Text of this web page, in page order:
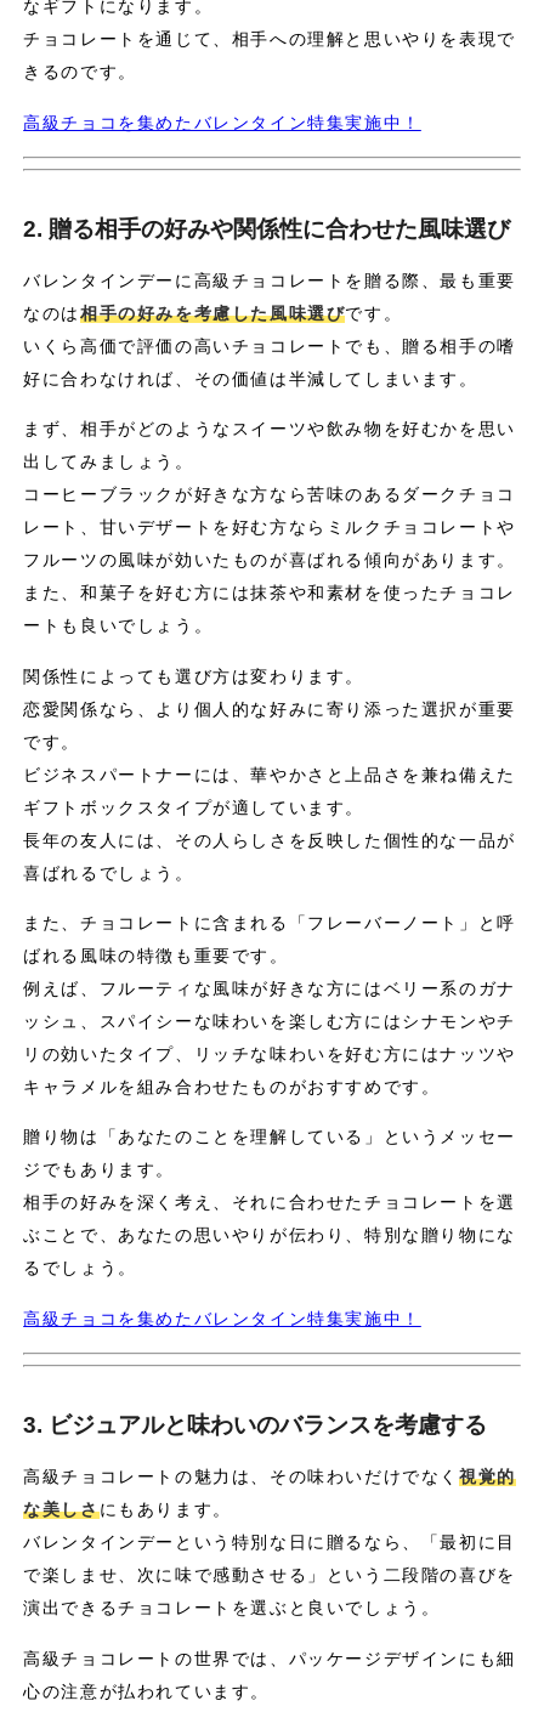
なギフトになります。
チョコレートを通じて、相手への理解と思いやりを表現で
きるのです。
高級チョコを集めたバレンタイン特集実施中！
2. 贈る相手の好みや関係性に合わせた風味選び
バレンタインデーに高級チョコレートを贈る際、最も重要
なのは相手の好みを考慮した風味選びです。
いくら高価で評価の高いチョコレートでも、贈る相手の嗜
好に合わなければ、その価値は半減してしまいます。
まず、相手がどのようなスイーツや飲み物を好むかを思い
出してみましょう。
コーヒーブラックが好きな方なら苦味のあるダークチョコ
レート、甘いデザートを好む方ならミルクチョコレートや
フルーツの風味が効いたものが喜ばれる傾向があります。
また、和菓子を好む方には抹茶や和素材を使ったチョコレ
ートも良いでしょう。
関係性によっても選び方は変わります。
恋愛関係なら、より個人的な好みに寄り添った選択が重要
です。
ビジネスパートナーには、華やかさと上品さを兼ね備えた
ギフトボックスタイプが適しています。
長年の友人には、その人らしさを反映した個性的な一品が
喜ばれるでしょう。
また、チョコレートに含まれる「フレーバーノート」と呼
ばれる風味の特徴も重要です。
例えば、フルーティな風味が好きな方にはベリー系のガナ
ッシュ、スパイシーな味わいを楽しむ方にはシナモンやチ
リの効いたタイプ、リッチな味わいを好む方にはナッツや
キャラメルを組み合わせたものがおすすめです。
贈り物は「あなたのことを理解している」というメッセー
ジでもあります。
相手の好みを深く考え、それに合わせたチョコレートを選
ぶことで、あなたの思いやりが伝わり、特別な贈り物にな
るでしょう。
高級チョコを集めたバレンタイン特集実施中！
3. ビジュアルと味わいのバランスを考慮する
高級チョコレートの魅力は、その味わいだけでなく 視覚的
な美しさにもあります。
バレンタインデーという特別な日に贈るなら、「最初に目
で楽しませ、次に味で感動させる」という二段階の喜びを
演出できるチョコレートを選ぶと良いでしょう。
高級チョコレートの世界では、パッケージデザインにも細
心の注意が払われています。